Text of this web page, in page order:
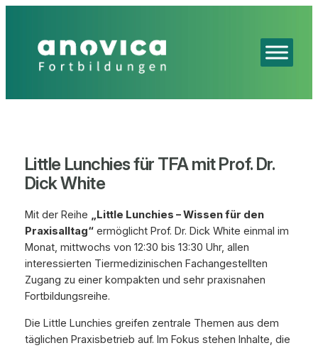
springen
Little Lunchies für TFA mit Prof. Dr.
Dick White
Mit der Reihe „Little Lunchies – Wissen für den
Praxisalltag“ermöglicht Prof. Dr. Dick White einmal im
Monat, mittwochs von 12:30 bis 13:30 Uhr, allen
interessierten Tiermedizinischen Fachangestellten
Zugang zu einer kompakten und sehr praxisnahen
Fortbildungsreihe.
Die Little Lunchies greifen zentrale Themen aus dem
täglichen Praxisbetrieb auf. Im Fokus stehen Inhalte, die